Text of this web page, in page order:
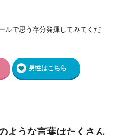
ルで思う存分発揮してみてくだ
男性はこちら
ような言葉はたくさん